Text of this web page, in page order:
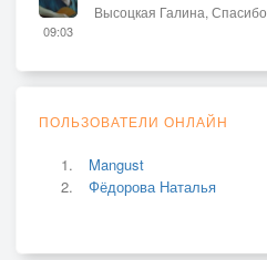
09:03
Высоцкая Галина, Спасибо
ПОЛЬЗОВАТЕЛИ ОНЛАЙН
Mangust
Фёдорова Наталья